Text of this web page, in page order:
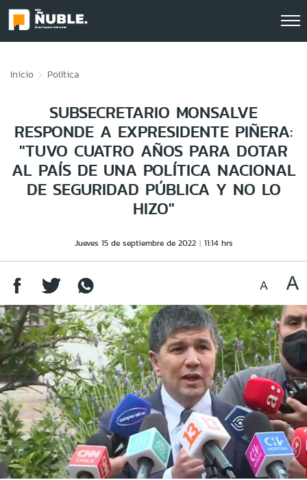
Inicio Política
SUBSECRETARIO MONSALVE
RESPONDE A EXPRESIDENTE PIÑERA:
"TUVO CUATRO AÑOS PARA DOTAR
AL PAÍS DE UNA POLÍTICA NACIONAL
DE SEGURIDAD PÚBLICA Y NO LO
HIZO"
Jueves 15 de septiembre de 2022 11:14 hrs